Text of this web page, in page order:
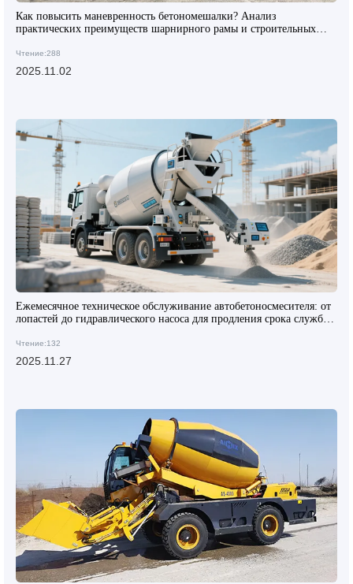
Как повысить маневренность бетономешалки? Анализ
практических преимуществ шарнирного рамы и строительных
Чтение:288
2025.11.02
Ежемесячное техническое обслуживание автобетоносмесителя: от
лопастей до гидравлического насоса для продления срока службы
Чтение:132
2025.11.27